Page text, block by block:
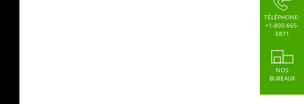
TÉLÉPHONE:
+1-800-665-
5871
NOS
BUREAUX